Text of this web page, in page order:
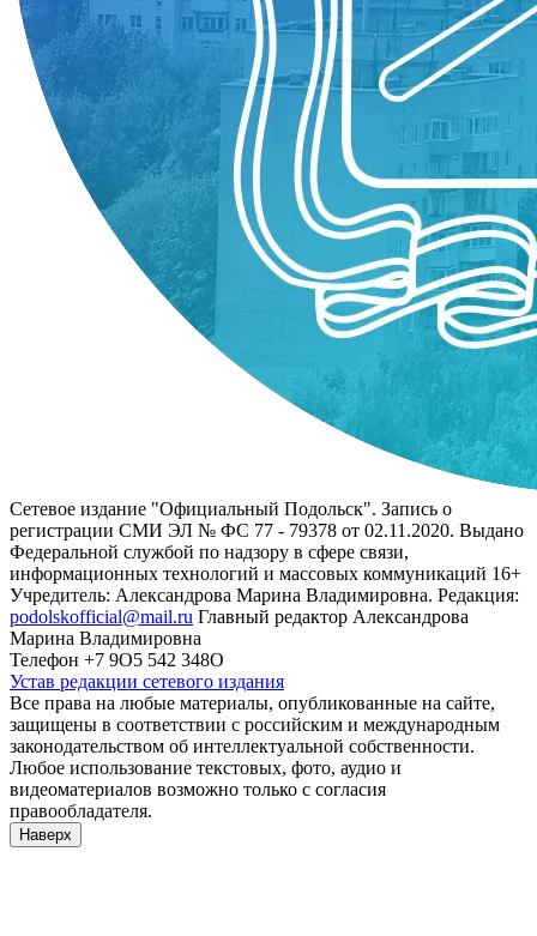
Сетевое издание "Официальный Подольск". Запись о
регистрации СМИ ЭЛ № ФС 77 - 79378 от 02.11.2020. Выдано
Федеральной службой по надзору в сфере связи,
информационных технологий и массовых коммуникаций 16+
Учредитель: Александрова Марина Владимировна. Редакция:
podolskofficial@mail.ru Главный редактор Александрова
Марина Владимировна
Телефон +7 9О5 542 348О
Устав редакции сетевого издания
Все права на любые материалы, опубликованные на сайте,
защищены в соответствии с российским и международным
законодательством об интеллектуальной собственности.
Любое использование текстовых, фото, аудио и
видеоматериалов возможно только с согласия
правообладателя.
Наверх